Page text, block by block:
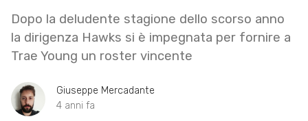
Dopo la deludente stagione dello scorso anno
la dirigenza Hawks si è impegnata per fornire a
Trae Young un roster vincente
Giuseppe Mercadante
4 anni fa